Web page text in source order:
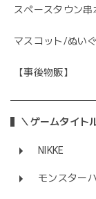
スペースタウン
マスコット/ぬい
【事後物販】
＼ゲームタイト
NIKKE
モンスター